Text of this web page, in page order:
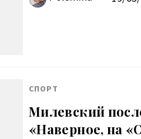
СПОРТ
Милевский
«Наверное, на